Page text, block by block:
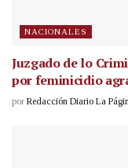
NACIONALES
Juzgado de lo
por feminicidio
por Redacción Diario La